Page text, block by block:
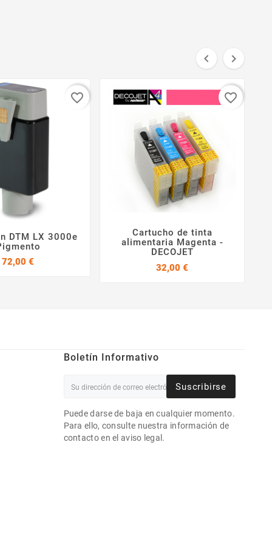
 

DTM LX 3000e
72,00 €
favorite_border
 
Cartucho de tinta
alimentaria Magenta -
DECOJET
32,00 €
favorite_border
Boletín Informativo
Suscribirse
Puede darse de baja en cualquier momento.
Para ello, consulte nuestra información de
contacto en el aviso legal.